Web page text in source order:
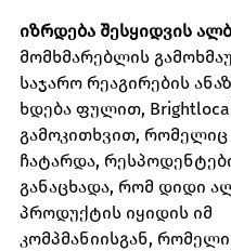
იზრდება შესყიდვის
მომხმარებლის
საჯარო რეაგირების
ხდება ფულით,
გამოკითხვით, რომელიც
ჩატარდა,
განაცხადა, რომ დიდი
პროდუქტის იყიდის იმ
კომპმანიისგან,